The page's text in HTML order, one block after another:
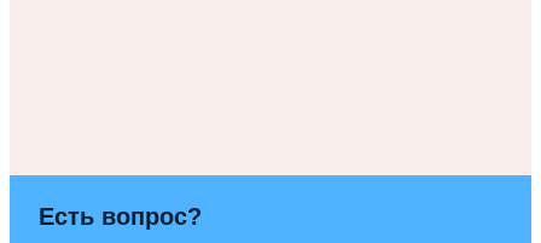
Есть вопрос?